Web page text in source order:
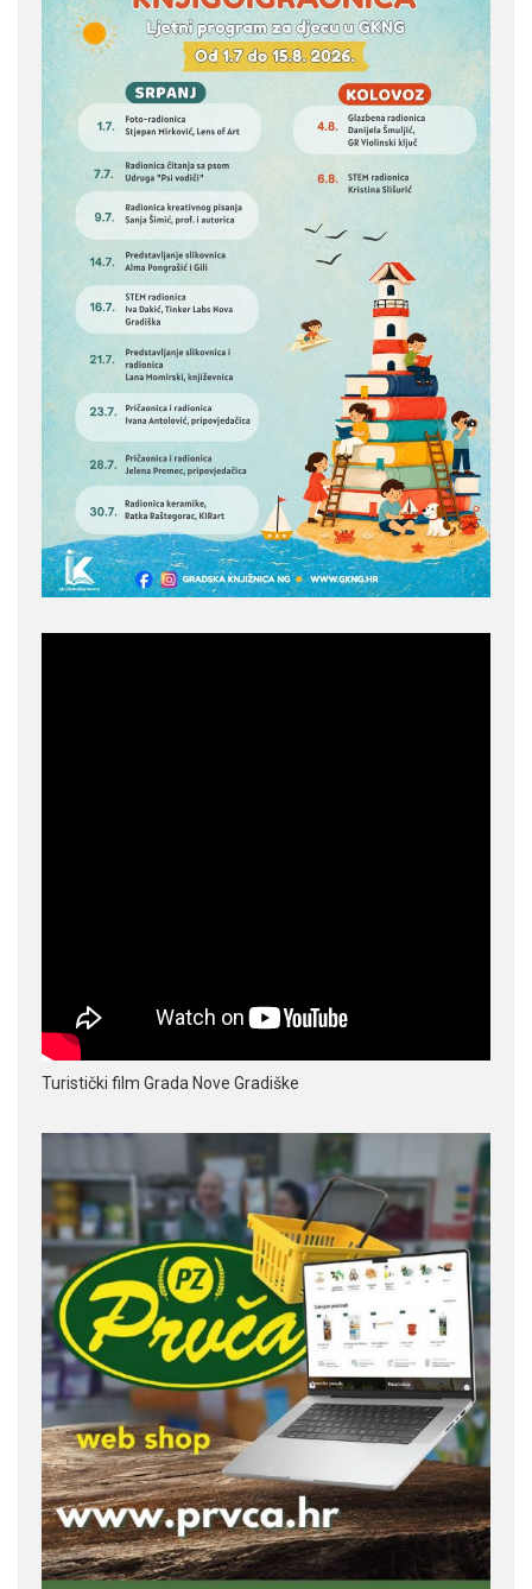
Turistički film Grada Nove Gradiške